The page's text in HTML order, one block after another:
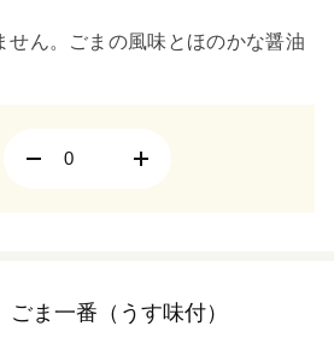
せん。ごまの風味とほのかな醤油
ごま一番（うす味付）